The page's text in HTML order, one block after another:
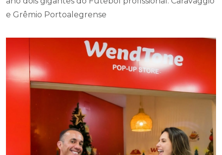
e Grêmio Portoalegrense